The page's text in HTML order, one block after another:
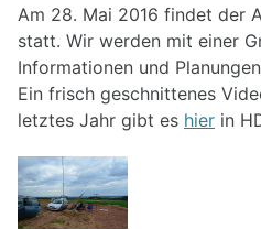
Vorträge
Kontakt
Spenden
AFU-KURS
DB0PRA
DB0SDA
Am 28. Mai 2016 findet der
statt. Wir werden mit einer
Informationen und
Ein frisch geschnittenes
letztes Jahr gibt es hier in